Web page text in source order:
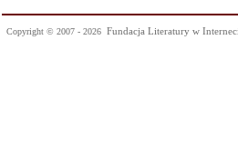
Copyright © 2007 - 2026 Fundacja Literatury w